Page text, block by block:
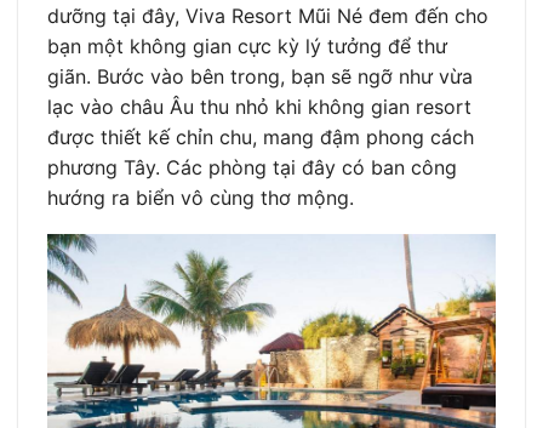
dưỡng tại đây, Viva Resort Mũi Né đem đến cho
bạn một không gian cực kỳ lý tưởng để thư
giãn. Bước vào bên trong, bạn sẽ ngỡ như vừa
lạc vào châu Âu thu nhỏ khi không gian resort
được thiết kế chỉn chu, mang đậm phong cách
phương Tây. Các phòng tại đây có ban công
hướng ra biển vô cùng thơ mộng.